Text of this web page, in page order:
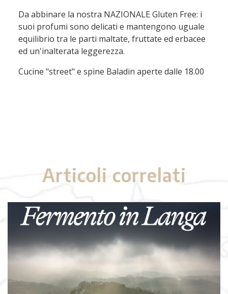
Da abbinare la nostra NAZIONALE Gluten Free: i
suoi profumi sono delicati e mantengono uguale
equilibrio tra le parti maltate, fruttate ed erbacee
ed un'inalterata leggerezza.
Cucine "street" e spine Baladin aperte dalle 18.00
Articoli correlati